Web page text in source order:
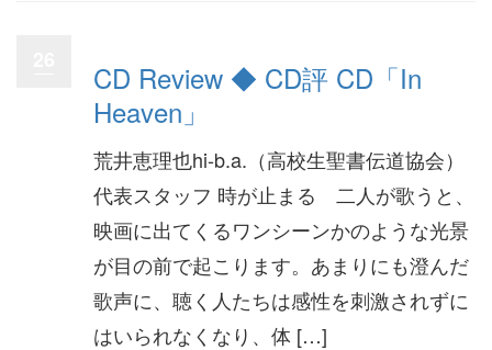
CD Review ◆ CD評 CD「In
Heaven」
荒井恵理也hi-b.a.（高校生聖書伝道協会）
代表スタッフ 時が止まる 二人が歌うと、
映画に出てくるワンシーンかのような光景
が目の前で起こります。あまりにも澄んだ
歌声に、聴く人たちは感性を刺激されずに
はいられなくなり、体 […]